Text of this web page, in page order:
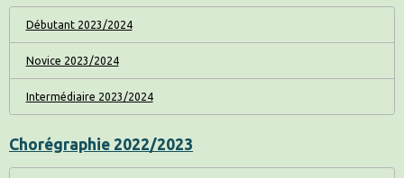
Débutant 2023/2024
Novice 2023/2024
Intermédiaire 2023/2024
Chorégraphie 2022/2023